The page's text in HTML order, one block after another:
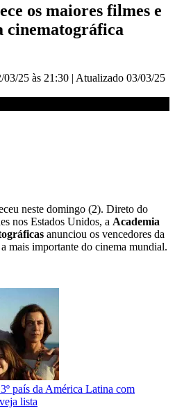
os maiores filmes e
cinematográfica
03/25 às 21:30 | Atualizado 03/03/25
neste domingo (2). Direto do
nos Estados Unidos, a Academia
anunciou os vencedores da
mais importante do cinema mundial.
país da América Latina com
lista